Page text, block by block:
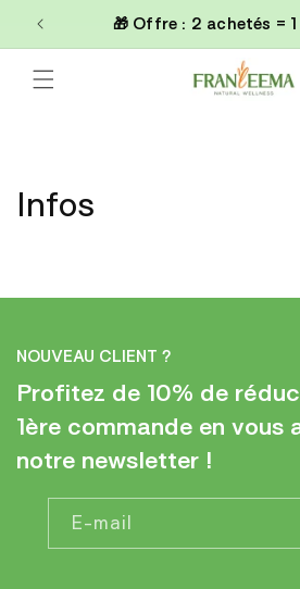
passer
au
🎁 Offre : 2 achetés =
Infos
NOUVEAU CLIENT ?
Profitez de 10% de
1ère commande en vous
notre newsletter !
E-mail